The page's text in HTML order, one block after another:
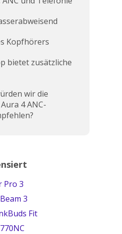
Kopfhörers
bietet zusätzliche
wir die
4 ANC-
Pro 3
3
Fit